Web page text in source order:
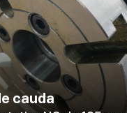
cauda